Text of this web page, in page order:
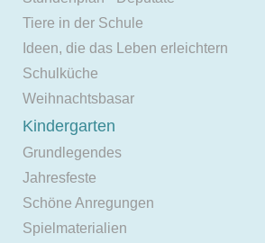
Tiere in der Schule
Ideen, die das Leben erleichtern
Schulküche
Weihnachtsbasar
Kindergarten
Grundlegendes
Jahresfeste
Schöne Anregungen
Spielmaterialien